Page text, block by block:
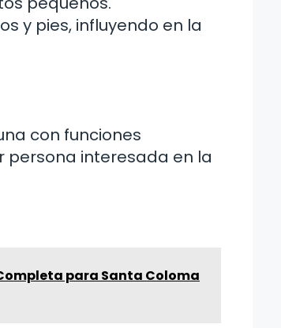
y pies, influyendo en la
con funciones
persona interesada en la
para Santa Coloma